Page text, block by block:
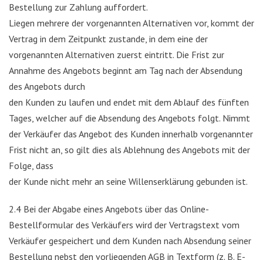
Bestellung zur Zahlung auffordert.
Liegen mehrere der vorgenannten Alternativen vor, kommt der
Vertrag in dem Zeitpunkt zustande, in dem eine der
vorgenannten Alternativen zuerst eintritt. Die Frist zur
Annahme des Angebots beginnt am Tag nach der Absendung
des Angebots durch
den Kunden zu laufen und endet mit dem Ablauf des fünften
Tages, welcher auf die Absendung des Angebots folgt. Nimmt
der Verkäufer das Angebot des Kunden innerhalb vorgenannter
Frist nicht an, so gilt dies als Ablehnung des Angebots mit der
Folge, dass
der Kunde nicht mehr an seine Willenserklärung gebunden ist.
2.4 Bei der Abgabe eines Angebots über das Online-
Bestellformular des Verkäufers wird der Vertragstext vom
Verkäufer gespeichert und dem Kunden nach Absendung seiner
Bestellung nebst den vorliegenden AGB in Textform (z. B. E-